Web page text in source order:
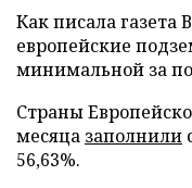
Как писала газета
европейские
минимальной за
Страны
месяца заполнили
56,63%.